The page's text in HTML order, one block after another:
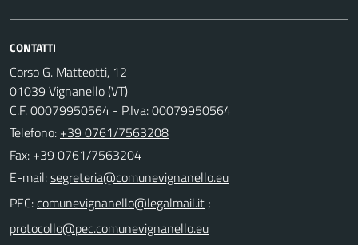
CONTATTI
Corso G. Matteotti, 12
01039 Vignanello (VT)
C.F. 00079950564 - P.Iva: 00079950564
Telefono: +39 0761/7563208
Fax: +39 0761/7563204
E-mail:
PEC:
;